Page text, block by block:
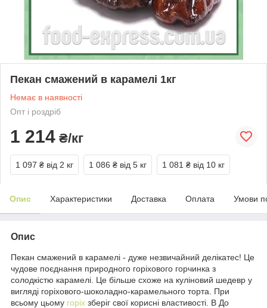
Пекан смажений в карамелі 1кг
Немає в наявності
Опт і роздріб
1 214 ₴/кг
1 097 ₴ від 2 кг 1 086 ₴ від 5 кг 1 081 ₴ від 10 кг
Опис Характеристики Доставка Оплата Умови
Опис
Пекан смажений в карамелі - дуже незвичайний делікатес! Це
чудове поєднання природного горіхового горчинка з
солодкістю карамелі. Це більше схоже на куліновий шедевр у
вигляді горіхового-шоколадно-карамельного торта. При
всьому цьому горіх зберіг свої корисні властивості. В До